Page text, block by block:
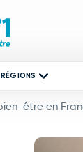
RÉGIONS
être en
This